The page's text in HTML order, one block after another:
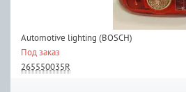
Automotive lighting (BOSCH)
Под заказ
265550035R